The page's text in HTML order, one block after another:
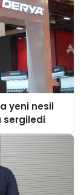
yeni nesil
sergiledi